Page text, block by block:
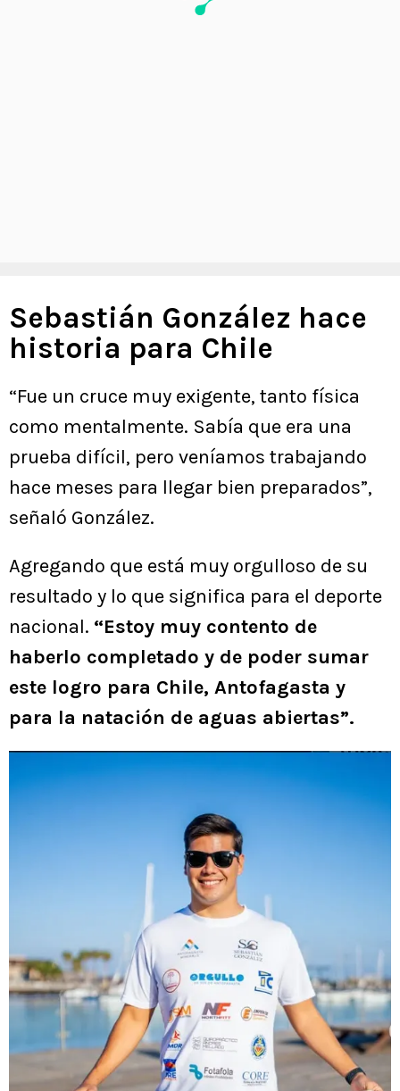
Sebastián González hace
historia para Chile
“Fue un cruce muy exigente, tanto física
como mentalmente. Sabía que era una
prueba difícil, pero veníamos trabajando
hace meses para llegar bien preparados”,
señaló González.
Agregando que está muy orgulloso de su
resultado y lo que significa para el deporte
nacional. “Estoy muy contento de
haberlo completado y de poder sumar
este logro para Chile, Antofagasta y
para la natación de aguas abiertas”.